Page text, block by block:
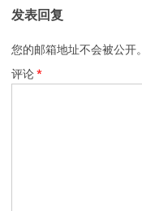
发表回复
您的邮箱地址不会被公开。
评论*